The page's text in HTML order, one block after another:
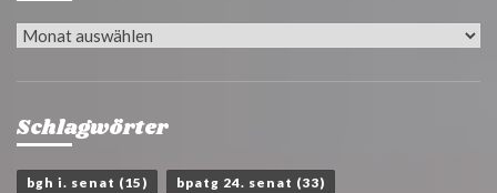
Archiv
Schlagwörter
bgh i. senat (15) bpatg 24. senat (33)